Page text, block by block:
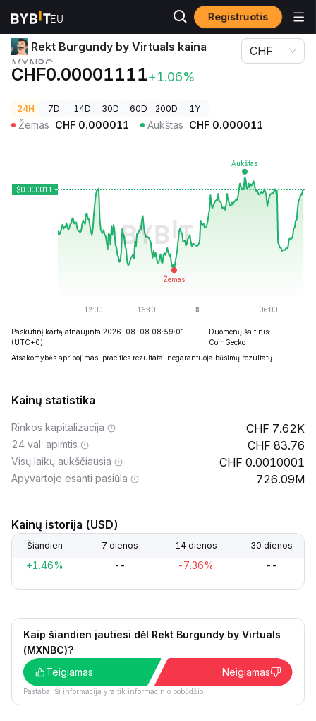
Registruotis
Kriptovaliutų kainos Rekt Burgundy by Virtuals kaina MXNBC
Rekt Burgundy by Virtuals kaina
MXNBC
CHF0.00001111+1.06%
CHF
24H 7D 14D 30D 60D 200D 1Y
Žemas CHF 0.000011 Aukštas CHF 0.000011
Paskutinį kartą atnaujinta 2026-08-08 08:59:01
(UTC+0)
Duomenų šaltinis:
CoinGecko
Atsakomybės apribojimas: praeities rezultatai negarantuoja būsimų rezultatų.
Kainų statistika
Rinkos kapitalizacija 7.62K
24 val. apimtis 83.76
Visų laikų aukščiausia 0.0010001
Apyvartoje esanti pasiūla 726.09M
Kainų istorija (USD)
Šiandien 7 dienos 14 dienos 30 dienos
+1.46% -- -7.36% --
Kaip šiandien jautiesi dėl Rekt Burgundy by Virtuals
(MXNBC)?
Teigiamas
Neigiamas
Pastaba. Ši informacija yra tik informacinio pobūdžio.